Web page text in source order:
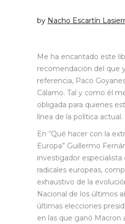
by Nacho Escartín
Me ha encantado este
recomendación del que
referencia, Paco
Cálamo. Tal y como él
obligada para quienes
línea de la política actual.
En “Qué hacer con la
Europa” Guillermo
investigador especialista
radicales europeas,
exhaustivo de la
Nacional de los últimos
últimas elecciones
en las que ganó Macron